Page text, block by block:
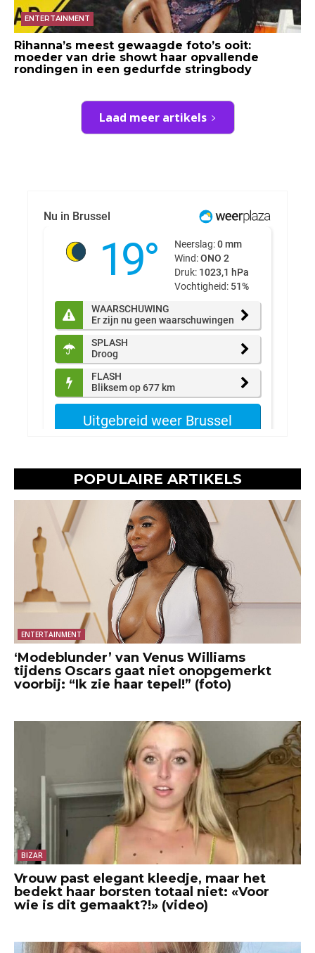
ENTERTAINMENT
Rihanna’s meest gewaagde foto’s ooit:
moeder van drie showt haar opvallende
rondingen in een gedurfde stringbody
Laad meer artikels
POPULAIRE ARTIKELS
ENTERTAINMENT
‘Modeblunder’ van Venus Williams
tijdens Oscars gaat niet onopgemerkt
voorbij: “Ik zie haar tepel!” (foto)
BIZAR
Vrouw past elegant kleedje, maar het
bedekt haar borsten totaal niet: «Voor
wie is dit gemaakt?!» (video)